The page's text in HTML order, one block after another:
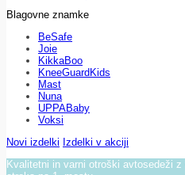
Blagovne znamke
BeSafe
Joie
KikkaBoo
KneeGuardKids
Mast
Nuna
UPPABaby
Voksi
Novi izdelki Izdelki v akciji
Kvalitetni in varni otroški avtosedeži